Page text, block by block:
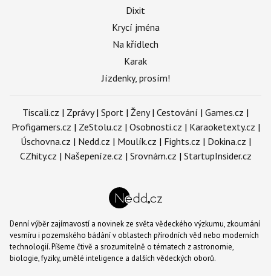
Dixit
Krycí jména
Na křídlech
Karak
Jízdenky, prosím!
Tiscali.cz | Zprávy| Sport | Ženy| Cestování | Games.cz |
Profigamers.cz | ZeStolu.cz | Osobnosti.cz | Karaoketexty.cz |
Úschovna.cz | Nedd.cz | Moulík.cz | Fights.cz | Dokina.cz |
CZhity.cz | Našepeníze.cz | Srovnám.cz | StartupInsider.cz
Denní výběr zajímavostí a novinek ze světa vědeckého výzkumu, zkoumání
vesmíru i pozemského bádání v oblastech přírodních věd nebo moderních
technologií. Píšeme čtivě a srozumitelně o tématech z astronomie,
biologie, fyziky, umělé inteligence a dalších vědeckých oborů.